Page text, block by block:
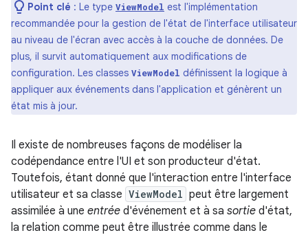
Point clé : Le type ViewModel est l'implémentation
recommandée pour la gestion de l'état de l'interface utilisateur
au niveau de l'écran avec accès à la couche de données. De
plus, il survit automatiquement aux modifications de
configuration. Les classes ViewModel définissent la logique à
appliquer aux événements dans l'application et génèrent un
état mis à jour.
Il existe de nombreuses façons de modéliser la
codépendance entre l'UI et son producteur d'état.
Toutefois, étant donné que l'interaction entre l'interface
utilisateur et sa classe ViewModel peut être largement
assimilée à une entrée d'événement et à sa sortie d'état,
la relation comme peut être illustrée comme dans le